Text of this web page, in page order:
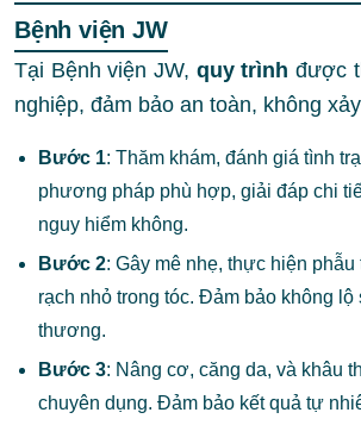
Bệnh viện JW
Tại Bệnh viện JW, quy trình được
nghiệp, đảm bảo an toàn, không
Bước 1: Thăm khám, đánh giá tình
phương pháp phù hợp, giải đáp chi
nguy hiểm không.
Bước 2: Gây mê nhẹ, thực hiện
rạch nhỏ trong tóc. Đảm bảo không lộ
thương.
Bước 3: Nâng cơ, căng da, và khâu
chuyên dụng. Đảm bảo kết quả tự